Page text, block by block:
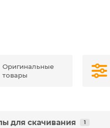
Оригинальные
товары
для скачивания 1